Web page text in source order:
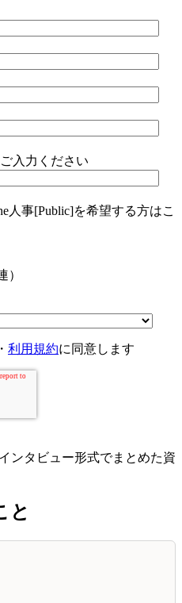
入力ください
事[Public]を希望する方はこ
）
・ 利用規約に同意します
ンタビュー形式でまとめた資
と